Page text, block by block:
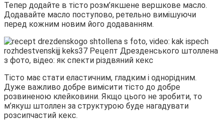
Тепер додайте в тісто розм’якшене вершкове масло.
Додавайте масло поступово, ретельно вимішуючи
перед кожним новим його додаванням.
Тісто має стати еластичним, гладким і однорідним.
Дуже важливо добре вимісити тісто до добре
розвиненою клейковини. Якщо цього не зробити, то
м’якуш штоллен за структурою буде нагадувати
розсипчастий кекс.